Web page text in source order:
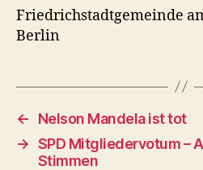
Friedrichstadtgemeinde
Berlin
←
Nelson Mandela ist tot
→ SPD Mitgliedervotum –
Stimmen